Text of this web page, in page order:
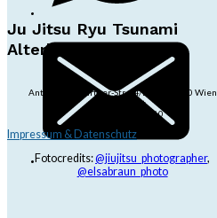
Ju Jitsu Ryu Tsunami
Alterlaa
Anton-Baumgartner-Str. 44/B8/01, 1230 Wien
dojo@jjrt.at
+43 6991 171 81 60
Impressum & Datenschutz
Fotocredits:@jiujitsu_photographer,
@elsabraun_photo